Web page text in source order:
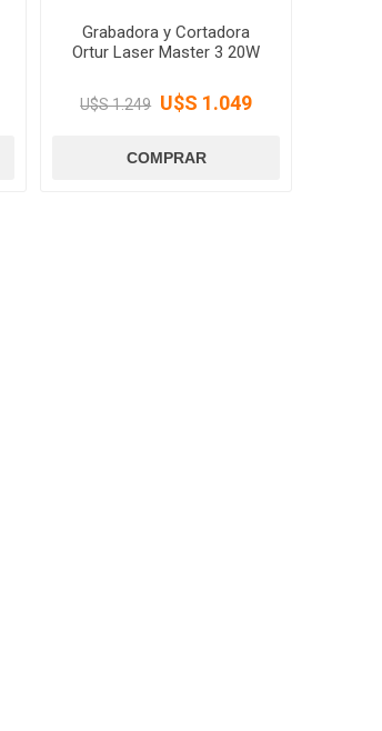
Grabadora y Cortadora
Ortur Laser Master 3 20W
U$S 1.249 U$S 1.049